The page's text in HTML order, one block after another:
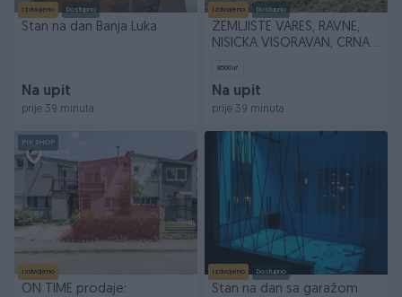
Izdvojeno Dostupno
Stan na dan Banja Luka
Na upit
prije 39 minuta
Izdvojeno Dostupno
ZEMLJIŠTE VAREŠ, RAVNE,
NISICKA VISORAVAN, CRNA
8500㎡
Na upit
prije 39 minuta
PIK SHOP
Izdvojeno
ON TIME prodaje:
Izdvojeno Dostupno
Stan na dan sa garažom